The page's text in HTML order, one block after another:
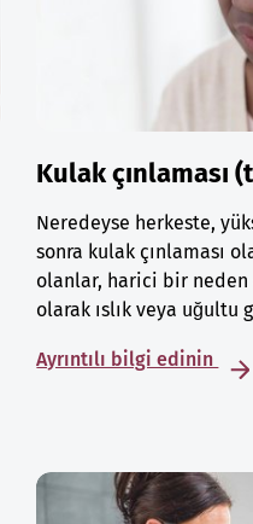
Kulak çınlaması
Neredeyse herkeste,
sonra kulak çınlaması
olanlar, harici bir neden
olarak ıslık veya uğultu
Ayrıntılı bilgi edinin